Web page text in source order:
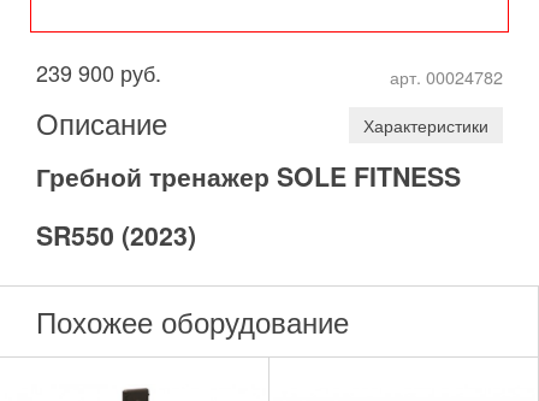
арт. 00024782
239 900 руб.
Описание Характеристики
Гребной тренажер SOLE FITNESS
SR550 (2023)
Похожее оборудование